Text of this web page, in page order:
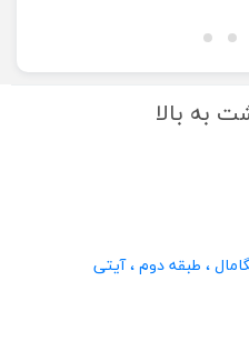
به بالا
مجتمع مگامال ، طبقه دوم ، آیتی